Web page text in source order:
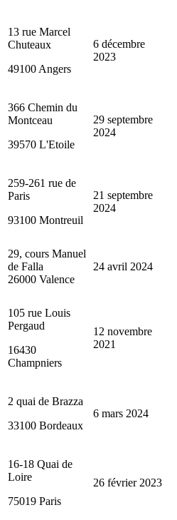
13 rue Marcel
Chuteaux
49100 Angers
6 décembre
2023
366 Chemin du
Montceau
39570 L'Etoile
29 septembre
2024
259-261 rue de
Paris
93100 Montreuil
21 septembre
2024
29, cours Manuel
de Falla
26000 Valence
24 avril 2024
105 rue Louis
Pergaud
16430
Champniers
12 novembre
2021
2 quai de Brazza
33100 Bordeaux
6 mars 2024
16-18 Quai de
Loire
75019 Paris
26 février 2023